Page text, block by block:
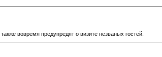
вовремя предупредят о визите незваных гостей.